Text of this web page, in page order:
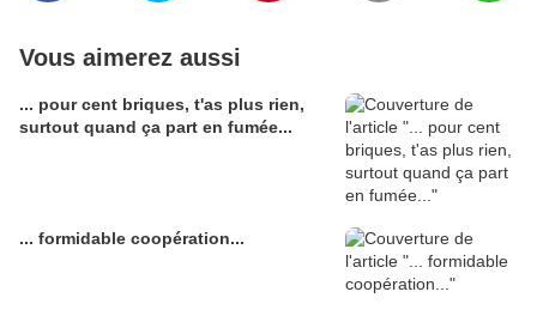
Vous aimerez aussi
... pour cent briques, t'as plus rien,
surtout quand ça part en fumée...
... formidable coopération...